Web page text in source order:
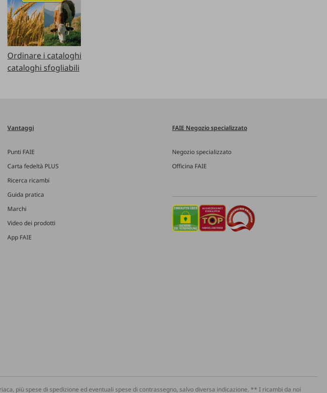
Ordinare i cataloghi
cataloghi sfogliabili
Vantaggi
Punti FAIE
Carta fedeltà PLUS
Ricerca ricambi
Guida pratica
Marchi
Video dei prodotti
App FAIE
FAIE Negozio specializzato
Negozio specializzato
Officina FAIE
più spese di spedizione ed eventuali spese di contrassegno, salvo diversa indicazione. ** I ricambi da noi